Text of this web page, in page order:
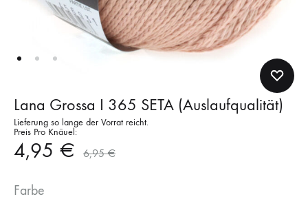
Lana Grossa I 365 SETA (Auslaufqualität)
Lieferung so lange der Vorrat reicht.
Preis Pro Knäuel:
4,95 € 6,95€
Farbe